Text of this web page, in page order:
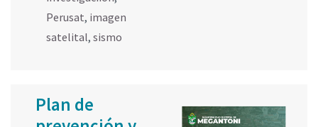
Perusat, imagen
satelital, sismo
Plan de